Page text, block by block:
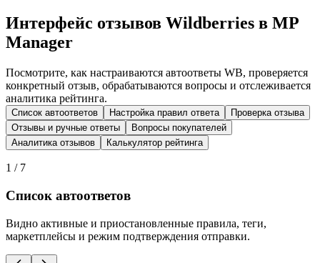
Интерфейс отзывов Wildberries в MP
Manager
Посмотрите, как настраиваются автоответы WB, проверяется
конкретный отзыв, обрабатываются вопросы и отслеживается
аналитика рейтинга.
Список автоответов Настройка правил ответа
Проверка отзыва
Отзывы и ручные ответы
Вопросы покупателей
Аналитика отзывов
Калькулятор рейтинга
1 / 7
Список автоответов
Видно активные и приостановленные правила, теги,
маркетплейсы и режим подтверждения отправки.